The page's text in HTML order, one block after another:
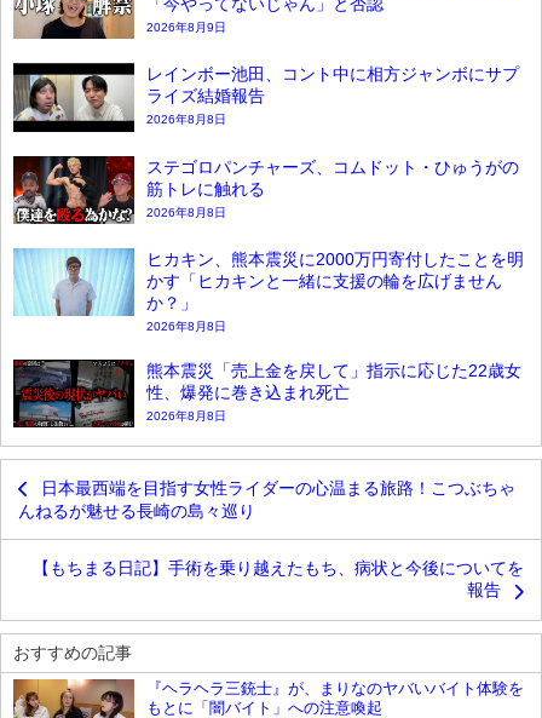
2026年8月9日
レインボー池田、コント中に相方ジャンボにサプ
ライズ結婚報告
2026年8月8日
ステゴロパンチャーズ、コムドット・ひゅうがの
筋トレに触れる
2026年8月8日
ヒカキン、熊本震災に2000万円寄付したことを明
かす「ヒカキンと一緒に支援の輪を広げません
か？」
2026年8月8日
熊本震災「売上金を戻して」指示に応じた22歳女
性、爆発に巻き込まれ死亡
2026年8月8日
日本最西端を目指す女性ライダーの心温まる旅路！こつぶちゃ
んねるが魅せる長崎の島々巡り
【もちまる日記】手術を乗り越えたもち、病状と今後についてを
報告
おすすめの記事
『ヘラヘラ三銃士』が、まりなのヤバいバイト体験を
もとに「闇バイト」への注意喚起